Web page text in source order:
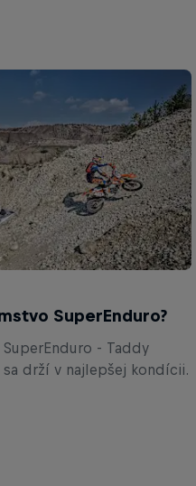
SuperEnduro?
- Taddy
sa drží v najlepšej kondícii.